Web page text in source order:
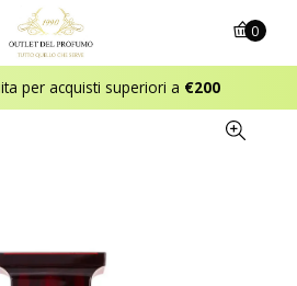
per acquisti superiori a €200
0